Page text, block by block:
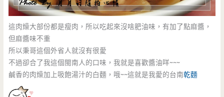
這肉燥大部份都是瘦肉，所以吃起來沒啥肥油味，有加了點麻醬，
但麻醬味不重
所以秉哥這個外省人就沒有很愛
不過卻合了我這個閩南人的口味，我就是喜歡醬油咩~~~
鹹香的肉燥加上吸飽湯汁的白麵，哦~~這就是我愛的台南乾麵